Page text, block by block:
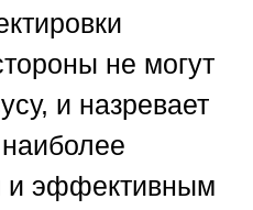
не могут
и назревает
и эффективным